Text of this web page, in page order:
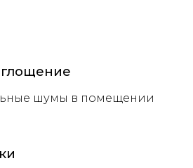
шумы в помещении